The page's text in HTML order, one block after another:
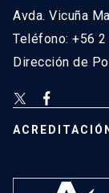
Avda. Vicuña
Teléfono: +56
Dirección de
ACREDITACIÓN